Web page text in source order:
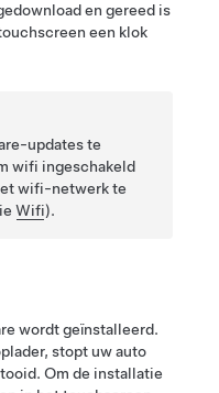
en gereed is
een klok
updates te
wifi ingeschakeld
wifi-netwerk te
Wifi).
wordt geïnstalleerd.
stopt uw auto
Om de installatie